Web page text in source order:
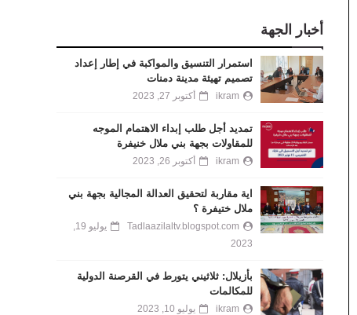
أخبار الجهة
استمرار التنسيق والمواكبة في إطار إعداد
تصميم تهيئة مدينة دمنات
ikram أكتوبر 27, 2023
تمديد أجل طلب إبداء الاهتمام الموجه
للمقاولات بجهة بني ملال خنيفرة
ikram أكتوبر 26, 2023
اية مقاربة لتحقيق العدالة المجالية بجهة بني
ملال ختيفرة ؟
Tadlaazilaltv.blogspot.com
يوليو 19,
2023
بأزيلال: ثلاثيني يتورط في القرصنة الدولية
للمكالمات
ikram يوليو 10, 2023